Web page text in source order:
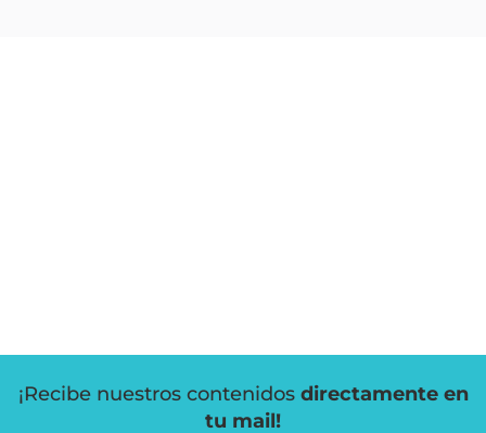
¡Recibe nuestros contenidos directamente en
tu mail!